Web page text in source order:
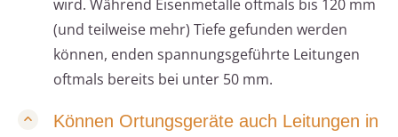
wird. Während Eisenmetalle oftmals bis 120 mm
(und teilweise mehr) Tiefe gefunden werden
können, enden spannungsgeführte Leitungen
oftmals bereits bei unter 50 mm.
Können Ortungsgeräte auch Leitungen in